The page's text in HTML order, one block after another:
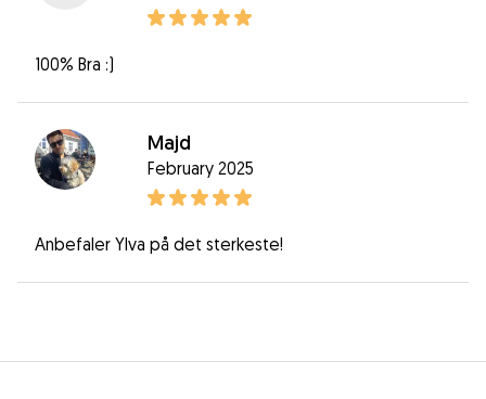
100% Bra :)
Majd
February 2025
Anbefaler Ylva på det sterkeste!